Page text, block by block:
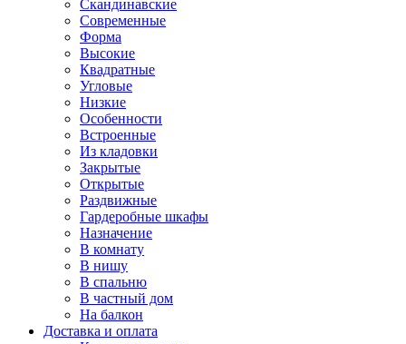
Скандинавские
Современные
Форма
Высокие
Квадратные
Угловые
Низкие
Особенности
Встроенные
Из кладовки
Закрытые
Открытые
Раздвижные
Гардеробные шкафы
Назначение
В комнату
В нишу
В спальню
В частный дом
На балкон
Доставка и оплата